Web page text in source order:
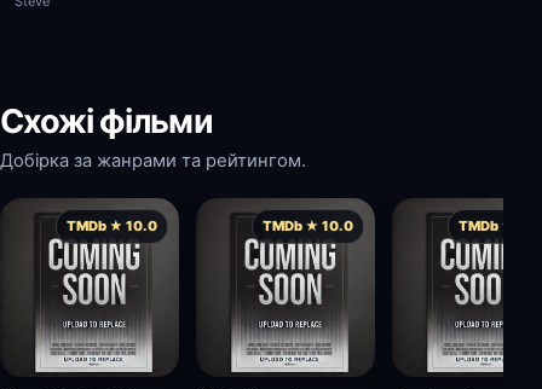
Схожі фільми
Добірка за жанрами та рейтингом.
TMDb ★ 10.0 TMDb ★ 10.0 TMDb ★